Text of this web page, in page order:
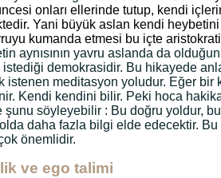
onları ellerinde tutup, kendi
Yani büyük aslan kendi
kumanda etmesi bu içte
aynısının yavru aslanda da
demokrasidir. Bu hikayede
istenen meditasyon yoludur. Eğer bir
Kendi kendini bilir. Peki hoca
söyleyebilir : Bu doğru yoldur,
daha fazla bilgi elde edecektir. Bu
önemlidir.
ve ego talimi